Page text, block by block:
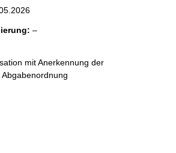
–l
r
mit Anerkennung der